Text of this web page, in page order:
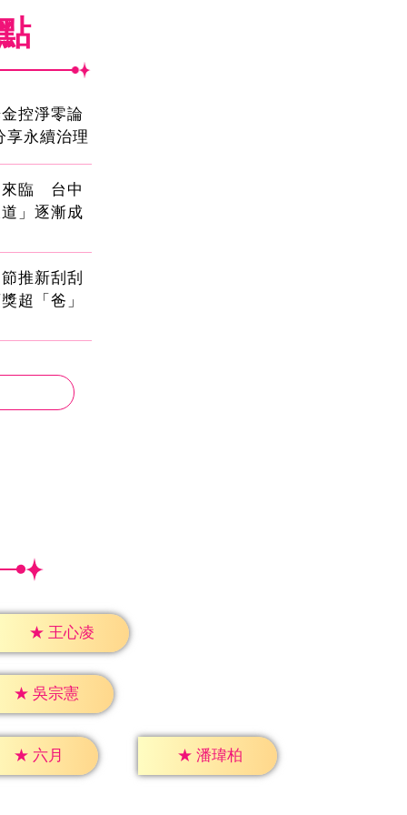
控淨零論
享永續治理
來臨 台中
」逐漸成
推新刮刮
超「爸」
★ 王心凌
★ 吳宗憲
★ 六月 ★ 潘瑋柏